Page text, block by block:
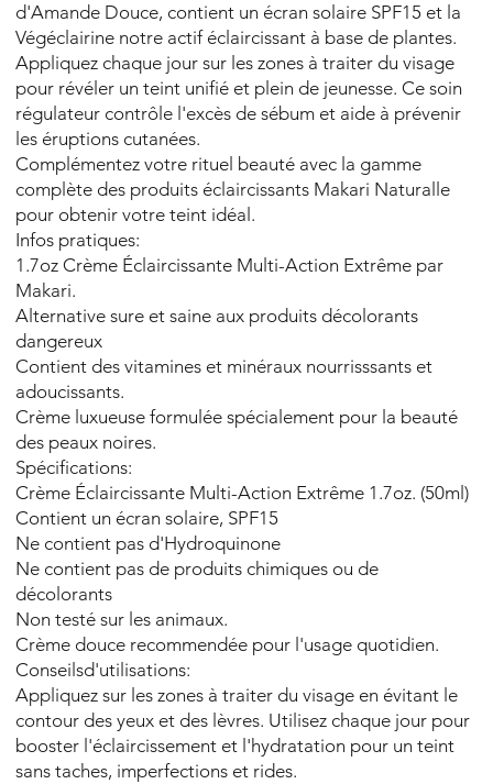
d'Amande Douce, contient un écran solaire SPF15 et la
Végéclairine notre actif éclaircissant à base de plantes.
Appliquez chaque jour sur les zones à traiter du visage
pour révéler un teint unifié et plein de jeunesse. Ce soin
régulateur contrôle l'excès de sébum et aide à prévenir
les éruptions cutanées.
Complémentez votre rituel beauté avec la gamme
complète des produits éclaircissants Makari Naturalle
pour obtenir votre teint idéal.
Infos pratiques:
1.7oz Crème Éclaircissante Multi-Action Extrême par
Makari.
Alternative sure et saine aux produits décolorants
dangereux
Contient des vitamines et minéraux nourrisssants et
adoucissants.
Crème luxueuse formulée spécialement pour la beauté
des peaux noires.
Spécifications:
Crème Éclaircissante Multi-Action Extrême 1.7oz. (50ml)
Contient un écran solaire, SPF15
Ne contient pas d'Hydroquinone
Ne contient pas de produits chimiques ou de
décolorants
Non testé sur les animaux.
Crème douce recommendée pour l'usage quotidien.
Conseilsd'utilisations:
Appliquez sur les zones à traiter du visage en évitant le
contour des yeux et des lèvres. Utilisez chaque jour pour
booster l'éclaircissement et l'hydratation pour un teint
sans taches, imperfections et rides.